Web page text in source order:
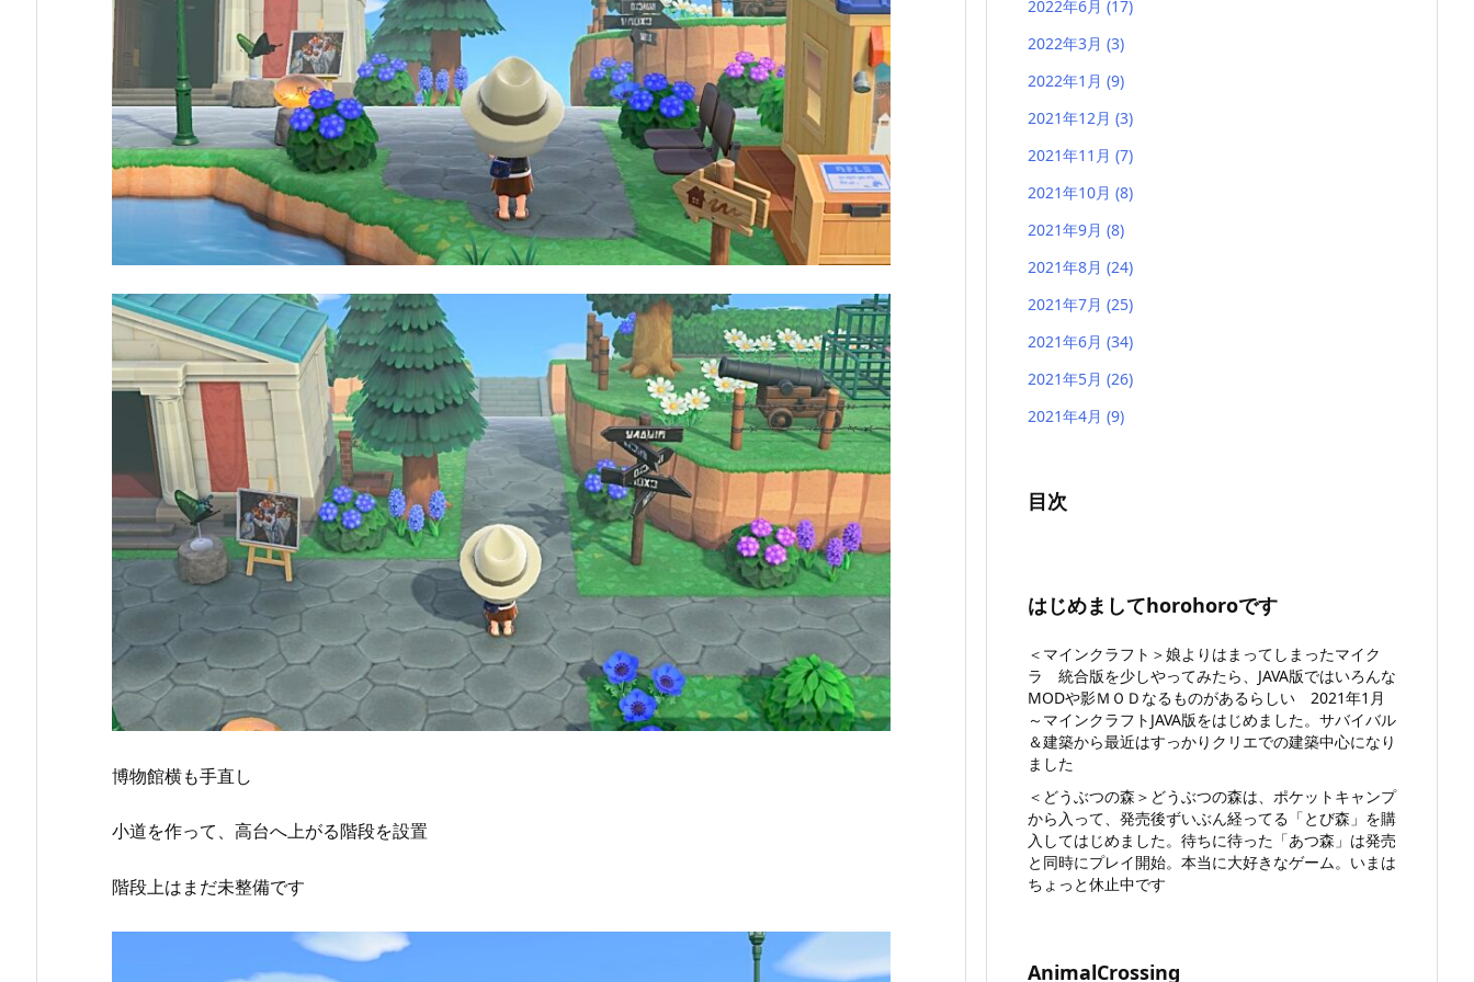
博物館横も手直し
小道を作って、高台へ上がる階段を設置
階段上はまだ未整備です
2022年6月 (17)
2022年3月 (3)
2022年1月 (9)
2021年12月 (3)
2021年11月 (7)
2021年10月 (8)
2021年9月 (8)
2021年8月 (24)
2021年7月 (25)
2021年6月 (34)
2021年5月 (26)
2021年4月 (9)
目次
はじめましてhorohoroです
＜マインクラフト＞娘よりはまってしまったマイク
ラ 統合版を少しやってみたら、JAVA版ではいろんな
MODや影ＭＯＤなるものがあるらしい 2021年1月
～マインクラフトJAVA版をはじめました。サバイバル
＆建築から最近はすっかりクリエでの建築中心になり
ました
＜どうぶつの森＞どうぶつの森は、ポケットキャンプ
から入って、発売後ずいぶん経ってる「とび森」を購
入してはじめました。待ちに待った「あつ森」は発売
と同時にプレイ開始。本当に大好きなゲーム。いまは
ちょっと休止中です
AnimalCrossing